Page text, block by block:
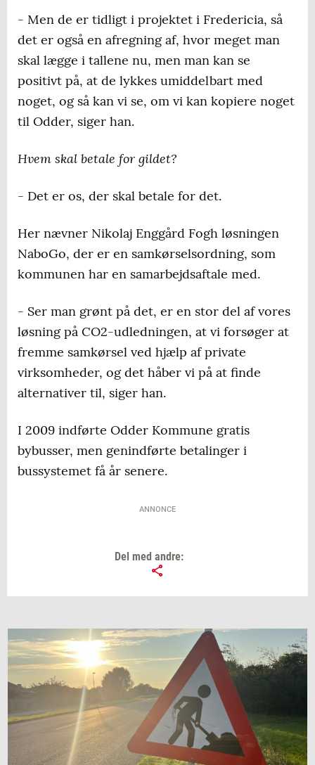
- Men de er tidligt i projektet i Fredericia, så
det er også en afregning af, hvor meget man
skal lægge i tallene nu, men man kan se
positivt på, at de lykkes umiddelbart med
noget, og så kan vi se, om vi kan kopiere noget
til Odder, siger han.
Hvem skal betale for gildet?
- Det er os, der skal betale for det.
Her nævner Nikolaj Enggård Fogh løsningen
NaboGo, der er en samkørselsordning, som
kommunen har en samarbejdsaftale med.
- Ser man grønt på det, er en stor del af vores
løsning på CO2-udledningen, at vi forsøger at
fremme samkørsel ved hjælp af private
virksomheder, og det håber vi på at finde
alternativer til, siger han.
I 2009 indførte Odder Kommune gratis
bybusser, men genindførte betalinger i
bussystemet få år senere.
ANNONCE
Del med andre: